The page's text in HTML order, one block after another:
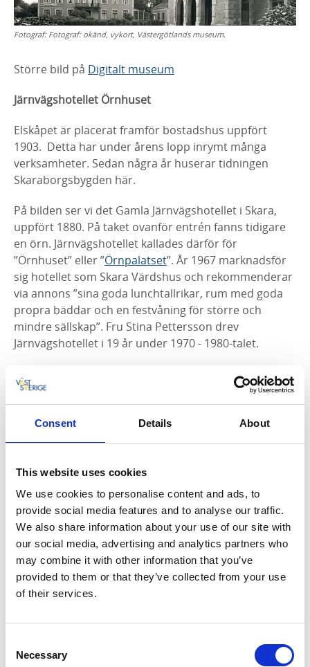
Consent Details About
This website uses cookies
We use cookies to personalise content and ads, to
provide social media features and to analyse our traffic.
We also share information about your use of our site with
our social media, advertising and analytics partners who
may combine it with other information that you’ve
provided to them or that they’ve collected from your use
of their services.
Selection
Necessary
Fotograf: Fotograf: okänd, vykort, Västergötlands museum.
Större bild på Digitalt museum
Järnvägshotellet Örnhuset
Elskåpet är placerat framför bostadshus uppfört
1903. Detta har under årens lopp inrymt många
verksamheter. Sedan några år huserar tidningen
Skaraborgsbygden här.
På bilden ser vi det Gamla Järnvägshotellet i Skara,
uppfört 1880. På taket ovanför entrén fanns tidigare
en örn. Järnvägshotellet kallades därför för
”Örnhuset” eller ”Örnpalatset”. År 1967 marknadsför
sig hotellet som Skara Värdshus och rekommenderar
via annons ”sina goda lunchtallrikar, rum med goda
propra bäddar och en festvåning för större och
mindre sällskap”. Fru Stina Pettersson drev
Järnvägshotellet i 19 år under 1970 - 1980-talet.
Mellan hotellet och stationshuset låg på 1920-talet en
litenkiosk som drevs av fröken Ida Dahlqvist.
7. Skara järnvägsstation 1960-tal
Fotograf:Fotograf: Stig Rehn, 1960-tal, Västergötlands Museums bildarkiv.
Fotografen Stig Rehn (1917-1999), drev fotohandel i Skara 1962-1974. Museets